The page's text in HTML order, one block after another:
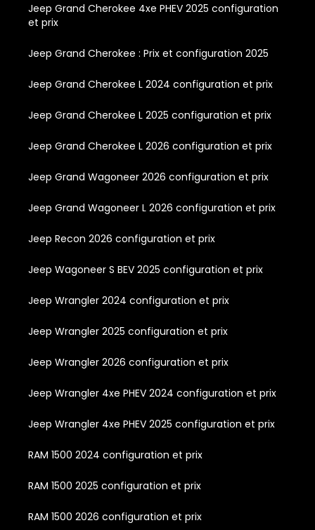
Jeep Grand Cherokee 4xe PHEV 2025 configuration
et prix
Jeep Grand Cherokee : Prix et configuration 2025
Jeep Grand Cherokee L 2024 configuration et prix
Jeep Grand Cherokee L 2025 configuration et prix
Jeep Grand Cherokee L 2026 configuration et prix
Jeep Grand Wagoneer 2026 configuration et prix
Jeep Grand Wagoneer L 2026 configuration et prix
Jeep Recon 2026 configuration et prix
Jeep Wagoneer S BEV 2025 configuration et prix
Jeep Wrangler 2024 configuration et prix
Jeep Wrangler 2025 configuration et prix
Jeep Wrangler 2026 configuration et prix
Jeep Wrangler 4xe PHEV 2024 configuration et prix
Jeep Wrangler 4xe PHEV 2025 configuration et prix
RAM 1500 2024 configuration et prix
RAM 1500 2025 configuration et prix
RAM 1500 2026 configuration et prix